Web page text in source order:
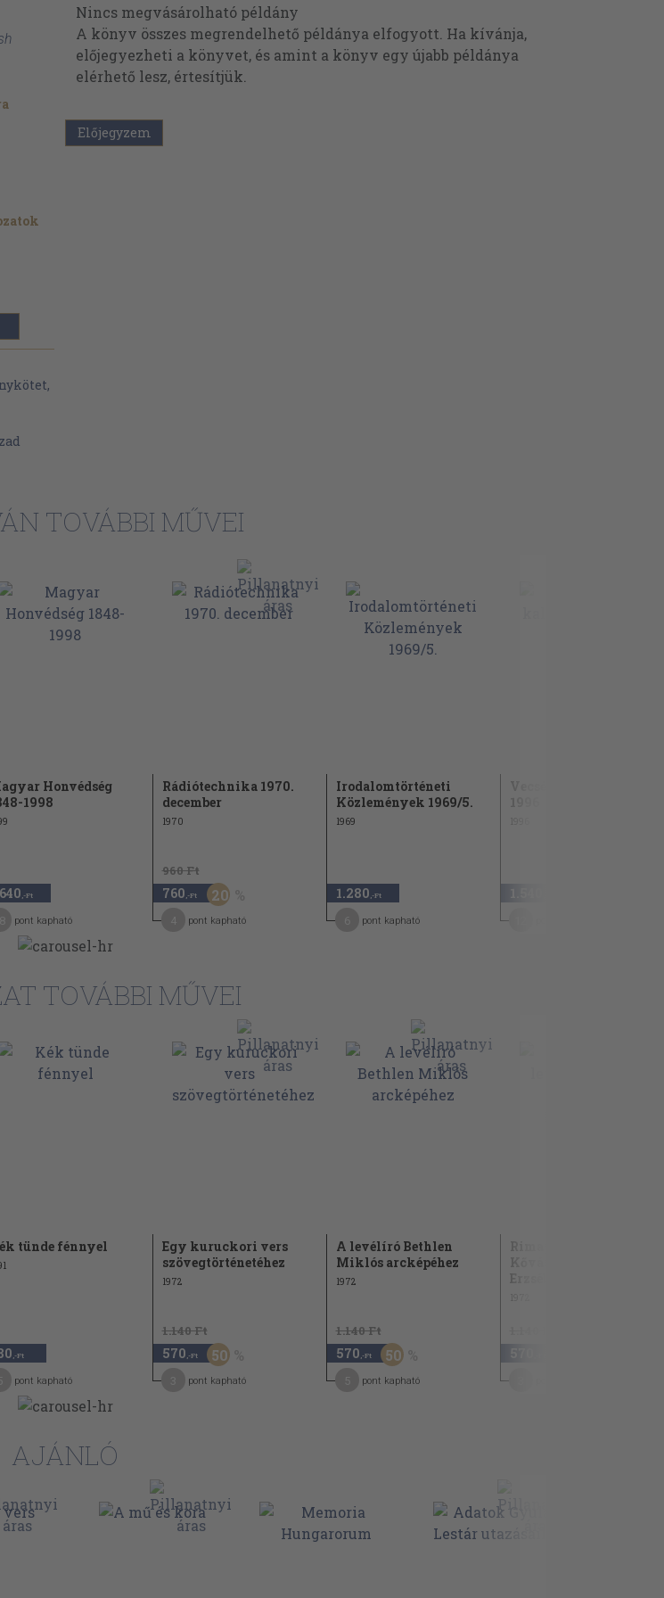
Nincs megvásárolható példány
A könyv összes megrendelhető példánya elfogyott. Ha kívánja,
előjegyezheti a könyvet, és amint a könyv egy újabb példánya
elérhető lesz, értesítjük.
Előjegyzem
TOVÁBBI MŰVEI
Honvédség
1998
,-Ft
pont kapható
Rádiótechnika 1970.
december
1970
960 Ft
760 ,-Ft 20
pont kapható
Irodalomtörténeti
Közlemények 1969/5.
1969
1.280 ,-Ft
pont kapható
Vecsési kalendárium
1996
TOVÁBBI MŰVEI
tünde fénnyel
,-Ft
pont kapható
Egy kuruckori vers
szövegtörténetéhez
1972
1.140 Ft
570 ,-Ft 50
pont kapható
A levélíró Bethlen
Miklós arcképéhez
1972
1.140 Ft
570 ,-Ft 50
pont kapható
Rimay János levele
Kővárból Perneszy
Erzsébethez
AJÁNLÓ